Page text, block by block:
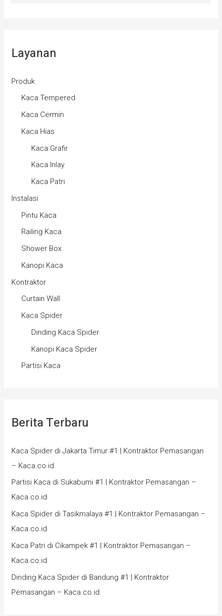
Layanan
Produk
Kaca Tempered
Kaca Cermin
Kaca Hias
Kaca Grafir
Kaca Inlay
Kaca Patri
Instalasi
Pintu Kaca
Railing Kaca
Shower Box
Kanopi Kaca
Kontraktor
Curtain Wall
Kaca Spider
Dinding Kaca Spider
Kanopi Kaca Spider
Partisi Kaca
Berita Terbaru
Kaca Spider di Jakarta Timur #1 | Kontraktor Pemasangan
– Kaca.co.id
Partisi Kaca di Sukabumi #1 | Kontraktor Pemasangan –
Kaca.co.id
Kaca Spider di Tasikmalaya #1 | Kontraktor Pemasangan –
Kaca.co.id
Kaca Patri di Cikampek #1 | Kontraktor Pemasangan –
Kaca.co.id
Dinding Kaca Spider di Bandung #1 | Kontraktor
Pemasangan – Kaca.co.id